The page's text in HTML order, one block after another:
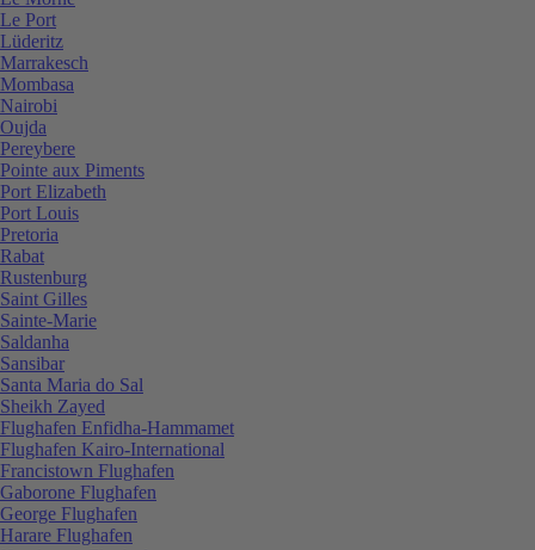
Le Port
Lüderitz
Marrakesch
Mombasa
Nairobi
Oujda
Pereybere
Pointe aux Piments
Port Elizabeth
Port Louis
Pretoria
Rabat
Rustenburg
Saint Gilles
Sainte-Marie
Saldanha
Sansibar
Santa Maria do Sal
Sheikh Zayed
Flughafen Enfidha-Hammamet
Flughafen Kairo-International
Francistown Flughafen
Gaborone Flughafen
George Flughafen
Harare Flughafen